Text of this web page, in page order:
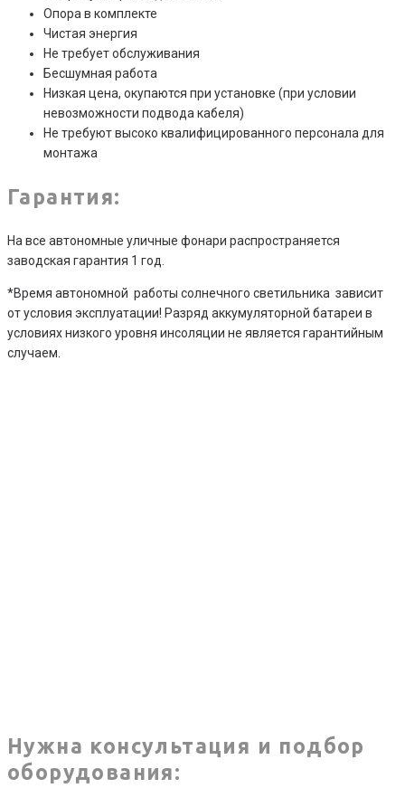
Опора в комплекте
Чистая энергия
Не требует обслуживания
Бесшумная работа
Низкая цена, окупаются при установке (при условии
невозможности подвода кабеля)
Не требуют высоко квалифицированного персонала для
монтажа
Гарантия:
На все автономные уличные фонари распространяется
заводская гарантия 1 год.
*Время автономной работы солнечного светильника зависит
от условия эксплуатации! Разряд аккумуляторной батареи в
условиях низкого уровня инсоляции не является гарантийным
случаем.
Нужна консультация и подбор
оборудования: